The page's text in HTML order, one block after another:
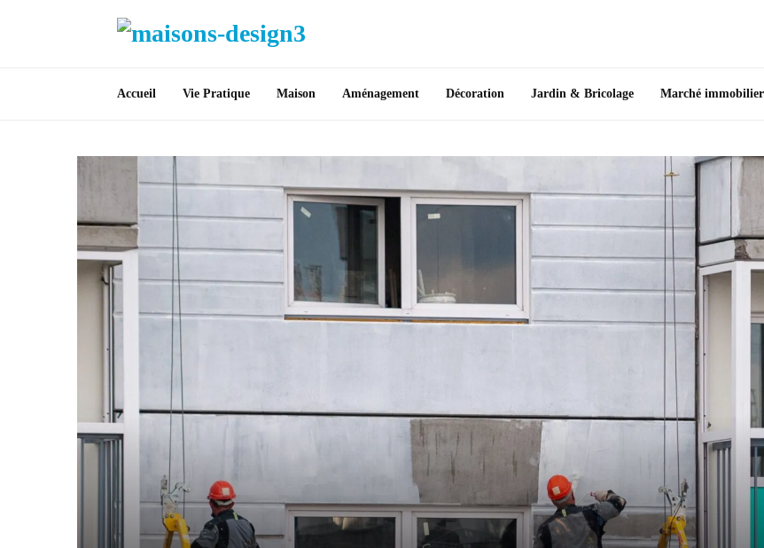
Accueil Vie Pratique Maison Aménagement Décoration Jardin & Bricolage Marché immobilier